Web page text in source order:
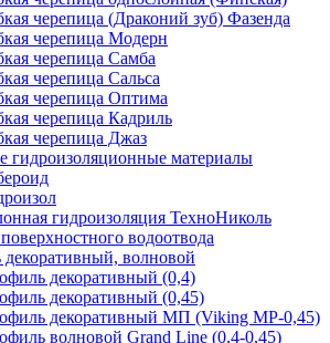
черепица (Драконий зуб) Фазенда
черепица Модерн
черепица Самба
черепица Сальса
черепица Оптима
черепица Кадриль
черепица Джаз
гидроизоляционные материалы
гидроизоляция ТехноНиколь
водоотвода
волновой
декоративный (0,4)
декоративный (0,45)
декоративный МП (Viking MP-0,45)
волновой Grand Line (0,4-0,45)